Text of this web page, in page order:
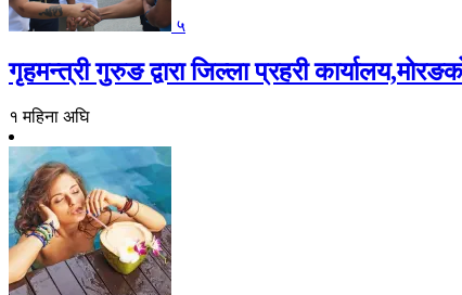
५
गृहमन्त्री गुरुङ द्वारा जिल्ला प्रहरी
१ महिना अघि